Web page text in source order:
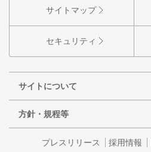
サイトマップ
セキュリティ
サイトについて
方針・規程等
プレスリリース 採用情報